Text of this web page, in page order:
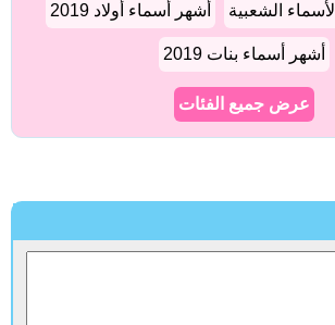
الأسماء الشعبية أشهر أسماء أولاد 2019
أشهر أسماء بنات 2019
عرض جميع الفئات